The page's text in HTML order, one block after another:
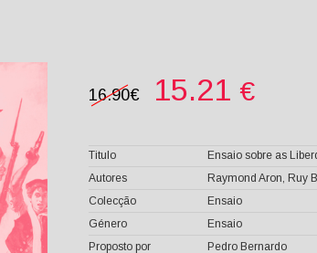
16.90€ 15.21 €
Titulo
Ensaio sobre as
Autores
Raymond Aron, Ruy
Colecção
Ensaio
Género
Ensaio
Proposto por
Pedro Bernardo